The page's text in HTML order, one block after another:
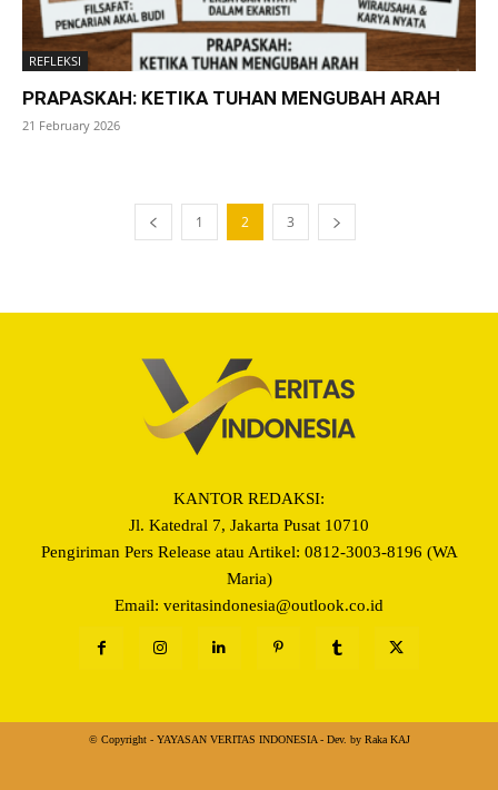
REFLEKSI
PRAPASKAH: KETIKA TUHAN MENGUBAH ARAH
21 February 2026
1 2 3
KANTOR REDAKSI:
Jl. Katedral 7, Jakarta Pusat 10710
Pengiriman Pers Release atau Artikel: 0812-3003-8196 (WA
Maria)
Email: veritasindonesia@outlook.co.id
© Copyright - YAYASAN VERITAS INDONESIA - Dev. by Raka KAJ